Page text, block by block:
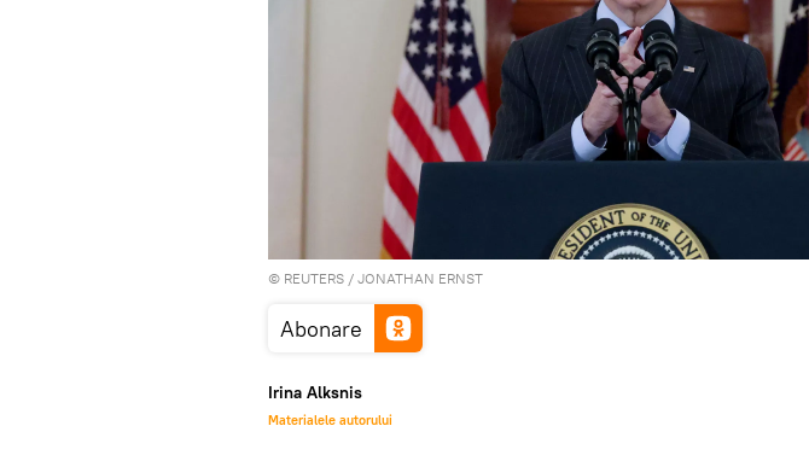
© REUTERS / JONATHAN ERNST
Abonare
Irina Alksnis
Materialele autorului